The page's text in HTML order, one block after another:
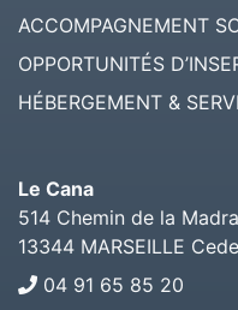
ACCOMPAGNEMENT
OPPORTUNITÉS
HÉBERGEMENT &
Le Cana
514 Chemin de la
13344 MARSEILLE
04 91 65 85 20